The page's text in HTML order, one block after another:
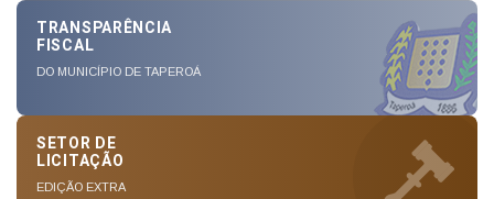
TRANSPARÊNCIA
FISCAL
DO MUNICÍPIO DE TAPEROÁ
SETOR DE
LICITAÇÃO
EDIÇÃO EXTRA